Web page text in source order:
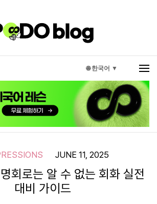
🌐 한국어 ▼
JUNE 11, 2025
회로는 알 수 없는 회화 실전
대비 가이드